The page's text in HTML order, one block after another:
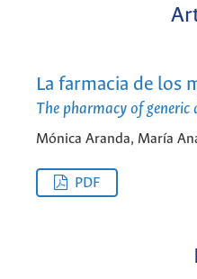
La farmacia de los
The pharmacy of generic
Mónica Aranda, María
PDF